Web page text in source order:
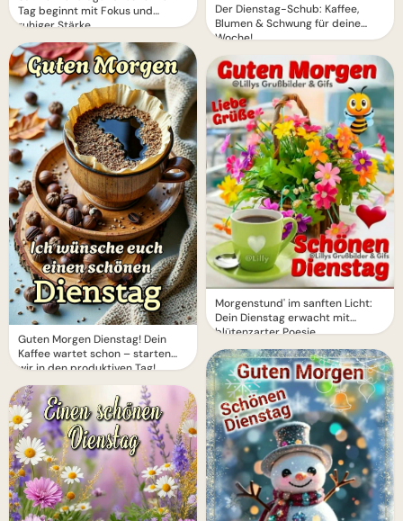
Tag beginnt mit Fokus und
ruhiger Stärke.
Guten Morgen Dienstag! Dein
Kaffee wartet schon – starten
wir in den produktiven Tag!
Der Dienstag-Schub: Kaffee,
Blumen & Schwung für deine
Woche!
Morgenstund' im sanften Licht:
Dein Dienstag erwacht mit
blütenzarter Poesie